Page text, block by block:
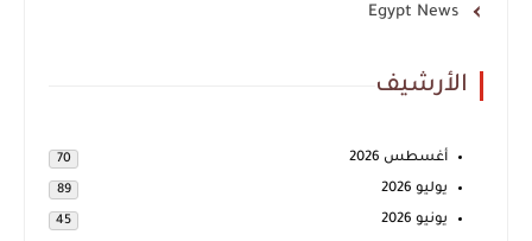
Egypt News
الأرشيف
أغسطس 2026 70
يوليو 2026 89
يونيو 2026 45